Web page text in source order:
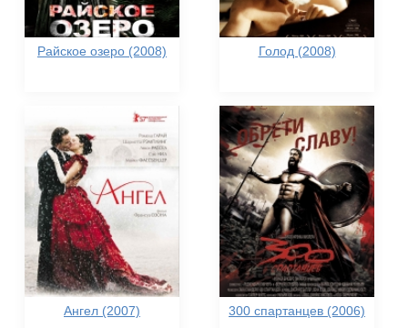
Райское озеро (2008) Голод (2008)
Ангел (2007) 300 спартанцев (2006)